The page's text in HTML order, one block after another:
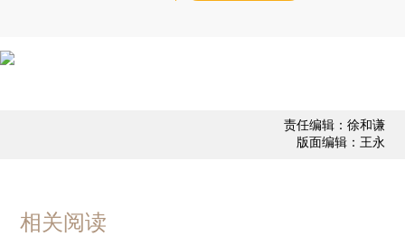
责任编辑：徐和谦
版面编辑：王永
相关阅读